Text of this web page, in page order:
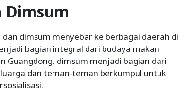
Dimsum
dimsum menyebar ke berbagai daerah di
bagian integral dari budaya makan
Guangdong, dimsum menjadi bagian dari
dan teman-teman berkumpul untuk